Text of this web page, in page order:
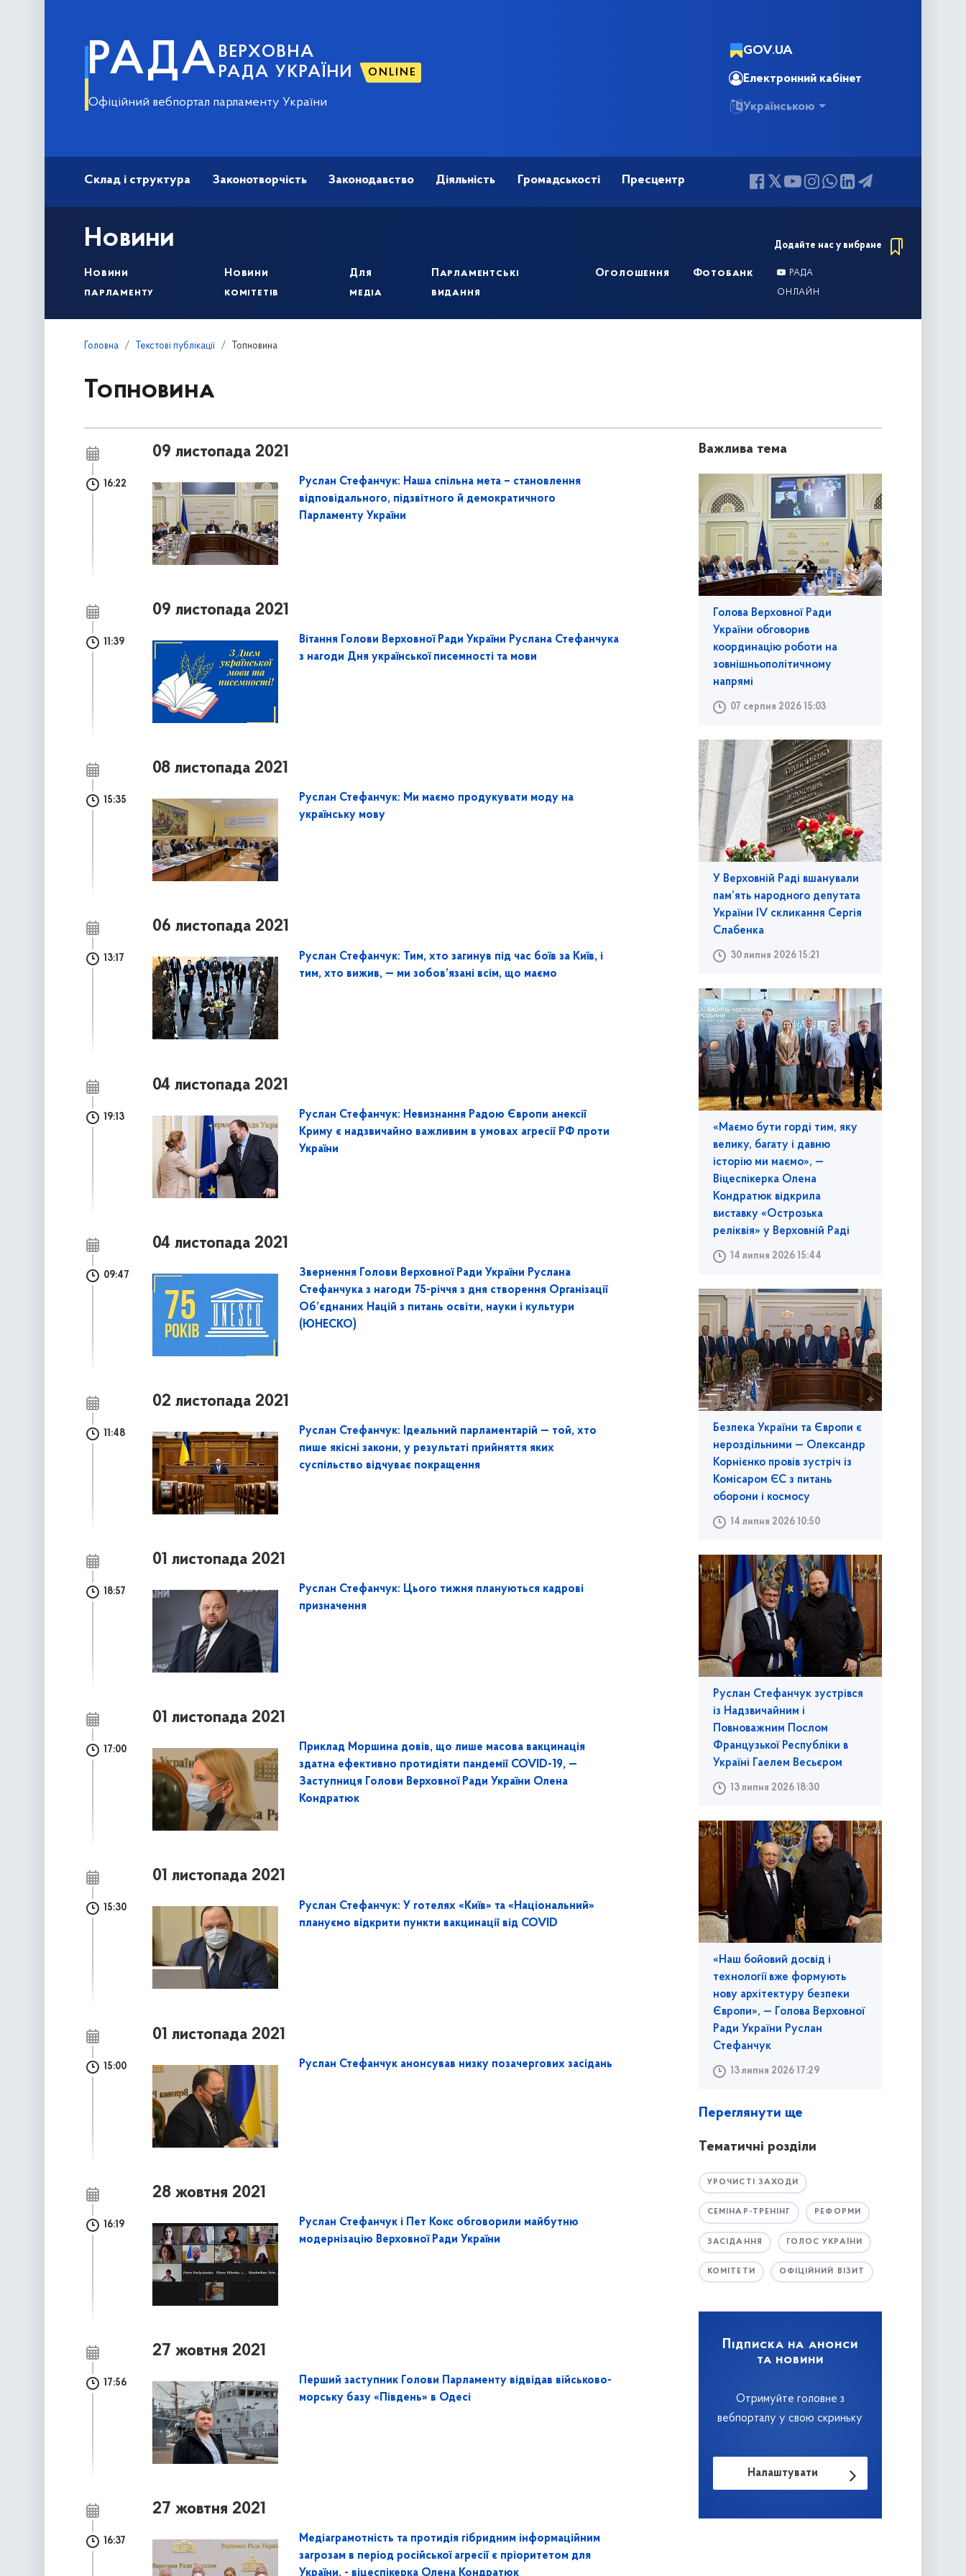
РАДА ВЕРХОВНА
РАДА УКРАЇНИ
ONLINE
Офіційний вебпортал парламенту України
GOV.UA
Електронний кабінет
Українською
Склад і структура Законотворчість Законодавство Діяльність Громадськості Пресцентр
Новини Додайте нас у вибране
Новини
парламенту
Новини
комітетів
Для
медіа
Парламентські
видання
Оголошення Фотобанк РАДА
ОНЛАЙН
Головна Текстові публікації Топновина
Топновина
09 листопада 2021
16:22
Руслан Стефанчук: Наша спільна мета – становлення
відповідального, підзвітного й демократичного
Парламенту України
09 листопада 2021
11:39
Вітання Голови Верховної Ради України Руслана Стефанчука
з нагоди Дня української писемності та мови
08 листопада 2021
15:35
Руслан Стефанчук: Ми маємо продукувати моду на
українську мову
06 листопада 2021
13:17
Руслан Стефанчук: Тим, хто загинув під час боїв за Київ, і
тим, хто вижив, — ми зобов’язані всім, що маємо
04 листопада 2021
19:13
Руслан Стефанчук: Невизнання Радою Європи анексії
Криму є надзвичайно важливим в умовах агресії РФ проти
України
04 листопада 2021
09:47
Звернення Голови Верховної Ради України Руслана
Стефанчука з нагоди 75-річчя з дня створення Організації
Об’єднаних Націй з питань освіти, науки і культури
(ЮНЕСКО)
02 листопада 2021
11:48
Руслан Стефанчук: Ідеальний парламентарій — той, хто
пише якісні закони, у результаті прийняття яких
суспільство відчуває покращення
01 листопада 2021
18:57
Руслан Стефанчук: Цього тижня плануються кадрові
призначення
01 листопада 2021
17:00
Приклад Моршина довів, що лише масова вакцинація
здатна ефективно протидіяти пандемії COVID-19, —
Заступниця Голови Верховної Ради України Олена
Кондратюк
01 листопада 2021
15:30
Руслан Стефанчук: У готелях «Київ» та «Національний»
плануємо відкрити пункти вакцинації від COVID
01 листопада 2021
15:00 Руслан Стефанчук анонсував низку позачергових засідань
28 жовтня 2021
16:19
Руслан Стефанчук і Пет Кокс обговорили майбутню
модернізацію Верховної Ради України
27 жовтня 2021
17:56
Перший заступник Голови Парламенту відвідав військово-
морську базу «Південь» в Одесі
27 жовтня 2021
16:37
Медіаграмотність та протидія гібридним інформаційним
загрозам в період російської агресії є пріоритетом для
України, - віцеспікерка Олена Кондратюк
Важлива тема
Голова Верховної Ради
України обговорив
координацію роботи на
зовнішньополітичному
напрямі
07 серпня 2026 15:03
У Верховній Раді вшанували
пам’ять народного депутата
України IV скликання Сергія
Слабенка
30 липня 2026 15:21
«Маємо бути горді тим, яку
велику, багату і давню
історію ми маємо», —
Віцеспікерка Олена
Кондратюк відкрила
виставку «Острозька
реліквія» у Верховній Раді
14 липня 2026 15:44
Безпека України та Європи є
нероздільними — Олександр
Корнієнко провів зустріч із
Комісаром ЄС з питань
оборони і космосу
14 липня 2026 10:50
Руслан Стефанчук зустрівся
із Надзвичайним і
Повноважним Послом
Французької Республіки в
Україні Гаелем Весьєром
13 липня 2026 18:30
«Наш бойовий досвід і
технології вже формують
нову архітектуру безпеки
Європи», — Голова Верховної
Ради України Руслан
Стефанчук
13 липня 2026 17:29
Переглянути ще
Тематичні розділи
УРОЧИСТІ ЗАХОДИ
СЕМІНАР-ТРЕНІНГ РЕФОРМИ
ЗАСІДАННЯ ГОЛОС УКРАЇНИ
КОМІТЕТИ ОФІЦІЙНИЙ ВІЗИТ
Підписка на анонси
та новини
Отримуйте головне з
вебпорталу у свою скриньку
Налаштувати